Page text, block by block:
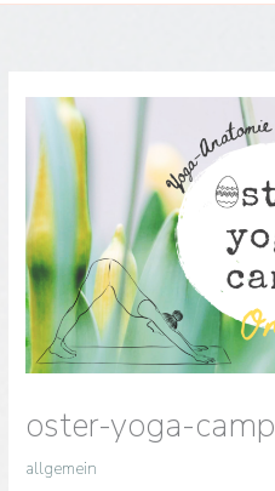
oster-yoga-camp
allgemein